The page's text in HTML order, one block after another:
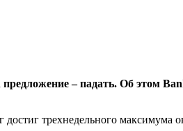
– падать. Об этом
трехнедельного максимума